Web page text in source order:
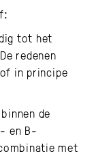
tot het
redenen
in principe
de
en B-
met